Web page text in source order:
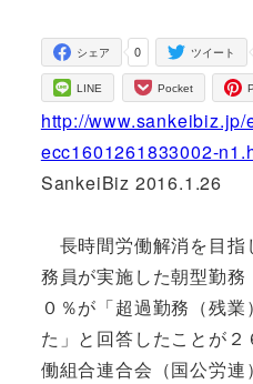
0
シェア ツイート
LINE Pocket
http://
ecc1601261833002-
SankeiBiz 2016.1.26
長時間労働解消を目指
務員が実施した朝型勤務
０％が「超過勤務（残
た」と回答したことが
働組合連合会（国公労連